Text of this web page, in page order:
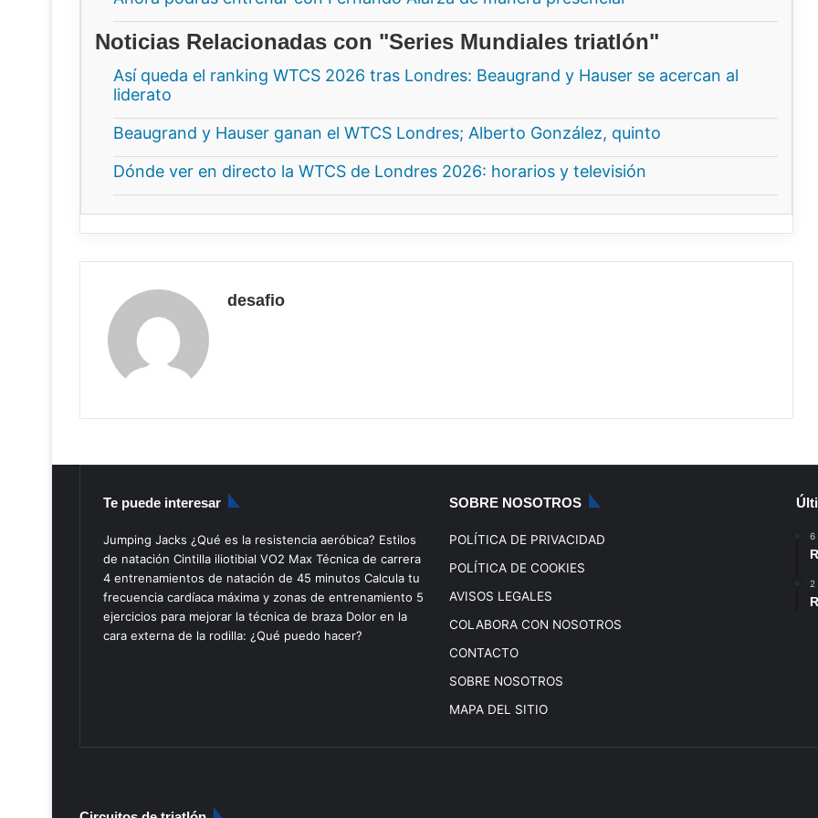
Noticias Relacionadas con "Series Mundiales triatlón"
Así queda el ranking WTCS 2026 tras Londres: Beaugrand y Hauser se acercan al
liderato
Beaugrand y Hauser ganan el WTCS Londres; Alberto González, quinto
Dónde ver en directo la WTCS de Londres 2026: horarios y televisión
desafio
Te puede interesar
Jumping Jacks ¿Qué es la resistencia aeróbica? Estilos
de natación Cintilla iliotibial VO2 Max Técnica de carrera
4 entrenamientos de natación de 45 minutos Calcula tu
frecuencia cardíaca máxima y zonas de entrenamiento 5
ejercicios para mejorar la técnica de braza Dolor en la
cara externa de la rodilla: ¿Qué puedo hacer?
SOBRE NOSOTROS
POLÍTICA DE PRIVACIDAD
POLÍTICA DE COOKIES
AVISOS LEGALES
COLABORA CON NOSOTROS
CONTACTO
SOBRE NOSOTROS
MAPA DEL SITIO
6
2